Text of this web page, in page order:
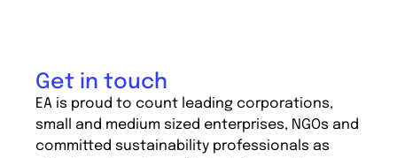
Get in touch
EA is proud to count leading corporations,
small and medium sized enterprises, NGOs and
committed sustainability professionals as